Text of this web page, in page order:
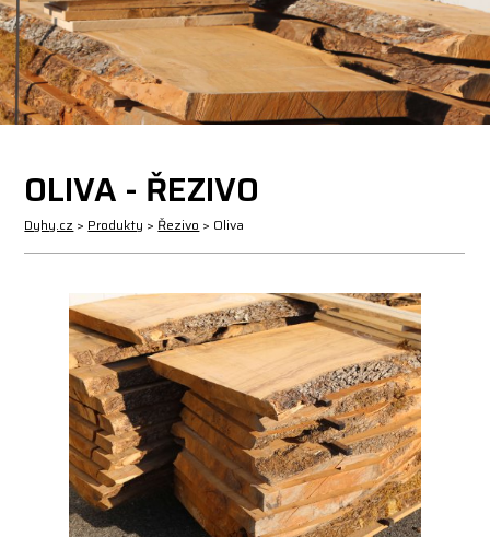
OLIVA - ŘEZIVO
Dyhy.cz > Produkty > Řezivo > Oliva